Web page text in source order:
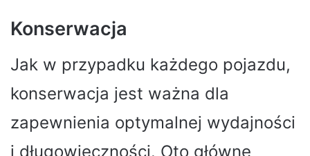
Konserwacja
Jak w przypadku każdego pojazdu,
konserwacja jest ważna dla
zapewnienia optymalnej wydajności
i długowieczności. Oto główne